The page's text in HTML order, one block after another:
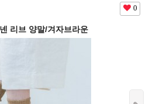
0
리브 양말/겨자브라운